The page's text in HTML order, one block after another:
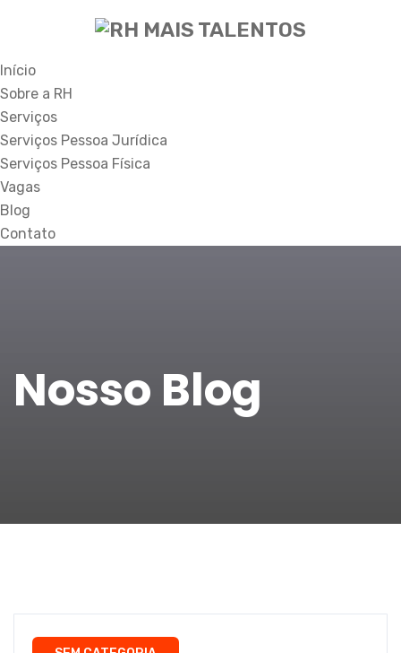
Início
Sobre a RH
Serviços
Serviços Pessoa Jurídica
Serviços Pessoa Física
Vagas
Blog
Contato
Nosso Blog